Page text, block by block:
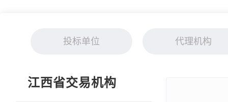
投标单位 代理机构
江西省交易机构